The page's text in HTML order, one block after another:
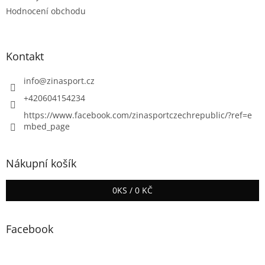
Hodnocení obchodu
Kontakt
info@zinasport.cz
+420604154234
https://www.facebook.com/zinasportczechrepublic/?ref=e
mbed_page
Nákupní košík
0KS / 0 KČ
Facebook